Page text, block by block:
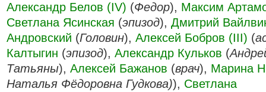
Александр Белов (IV) (Федор), Максим
Светлана Ясинская (эпизод), Дмитрий
Андровский (Головин), Алексей Бобров (III) (
Калтыгин (эпизод), Александр Кульков (
Татьяны), Алексей Бажанов (врач), Марина
Наталья Фёдоровна Гудкова)), Светлана